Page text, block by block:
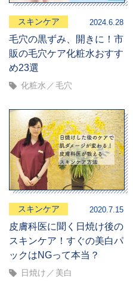
スキンケア 2024.6.28
毛穴の黒ずみ、開きに！市
販の毛穴ケア化粧水おすす
め23選
化粧水 毛穴
スキンケア 2020.7.15
皮膚科医に聞く日焼け後の
スキンケア！すぐの美白パ
ックはNGって本当？
日焼け 美白